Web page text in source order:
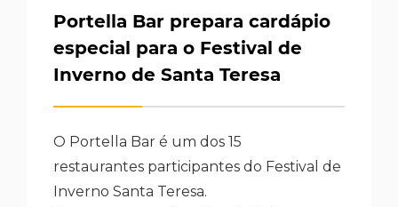
Portella Bar prepara cardápio
especial para o Festival de
Inverno de Santa Teresa
O Portella Bar é um dos 15
restaurantes participantes do Festival de
Inverno Santa Teresa.